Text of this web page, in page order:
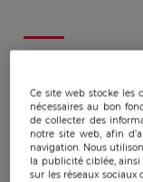
Les
relatent les
portent sur ce
Ce site web stocke les
nécessaires au bon
de collecter des
notre site web, afin
navigation. Nous
la publicité ciblée,
sur les réseaux